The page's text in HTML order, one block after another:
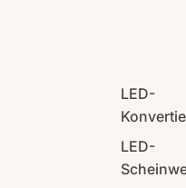
LED-
LED-